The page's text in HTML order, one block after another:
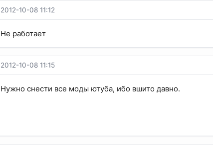
2012-10-08 11:12
Не работает
2012-10-08 11:15
Нужно снести все моды ютуба, ибо вшито давно.